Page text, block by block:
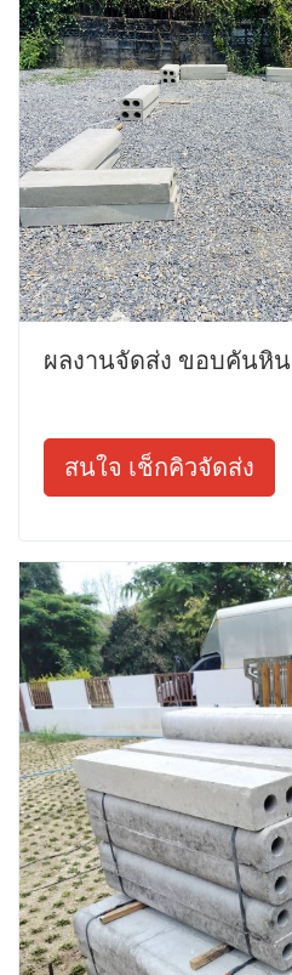
ผลงานจัดส่ง ขอบคันหิน
สนใจ เช็กคิวจัดส่ง